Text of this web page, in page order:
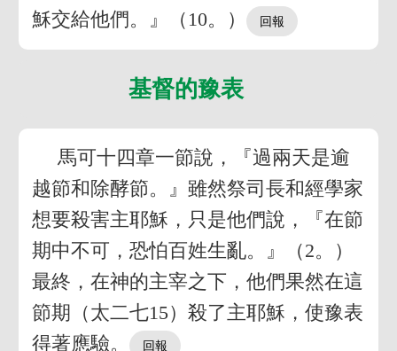
穌交給他們。』（10。）
基督的豫表
馬可十四章一節說，『過兩天是逾
越節和除酵節。』雖然祭司長和經學家
想要殺害主耶穌，只是他們說，『在節
期中不可，恐怕百姓生亂。』（2。）
最終，在神的主宰之下，他們果然在這
節期（太二七15）殺了主耶穌，使豫表
得著應驗。